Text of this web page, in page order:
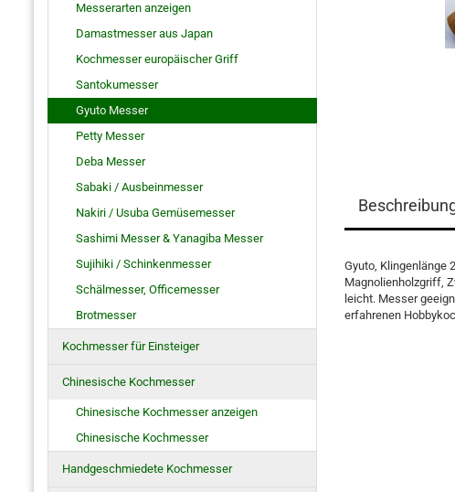
Gyuto, Klingenlänge
Magnolienholzgriff,
leicht. Messer
erfahrenen
Messerarten anzeigen
Damastmesser aus Japan
Kochmesser europäischer Griff
Santokumesser
Gyuto Messer
Petty Messer
Deba Messer
Sabaki / Ausbeinmesser
Nakiri / Usuba Gemüsemesser
Sashimi Messer & Yanagiba Messer
Sujihiki / Schinkenmesser
Schälmesser, Officemesser
Brotmesser
Kochmesser für Einsteiger
Chinesische Kochmesser
Chinesische Kochmesser anzeigen
Chinesische Kochmesser
Handgeschmiedete Kochmesser